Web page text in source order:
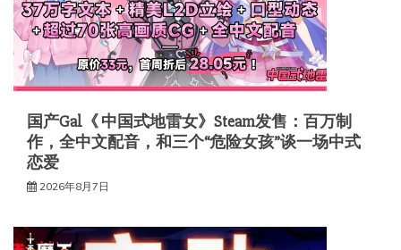
国产Gal《 中国式地雷女》Steam发售：百万制
作，全中文配音，和三个“危险女孩”谈一场中式
恋爱
2026年8月7日